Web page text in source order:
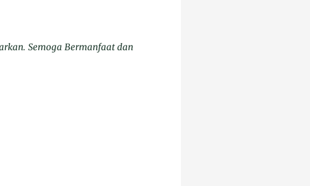
Semoga Bermanfaat dan